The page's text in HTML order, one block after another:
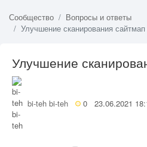
Сообщество
Вопросы и ответы
Улучшение сканирования сайтмап
Улучшение
bi-teh bi-teh 0 23.06.2021